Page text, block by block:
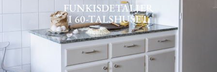
FUNKISDETALJER
I 60-TALSHUSET